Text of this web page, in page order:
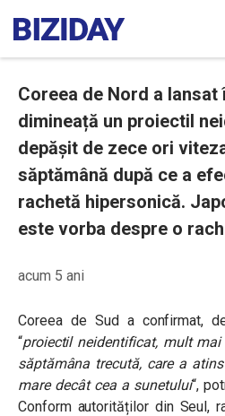
Coreea de Nord a lansat
dimineață un proiectil
depășit de zece ori
săptămână după ce a
rachetă hipersonică.
este vorba despre o
acum 5 ani
Coreea de Sud a confirmat,
“proiectil neidentificat, mult
săptămâna trecută, care a
mare decât cea a sunetului“,
Conform autorităților din Seul,